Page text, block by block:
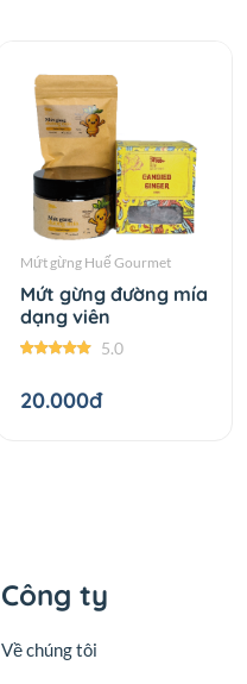
Mứt gừng Huế Gourmet
Mứt gừng đường mía
dạng viên
5.0
20.000đ
Công ty
Về chúng tôi